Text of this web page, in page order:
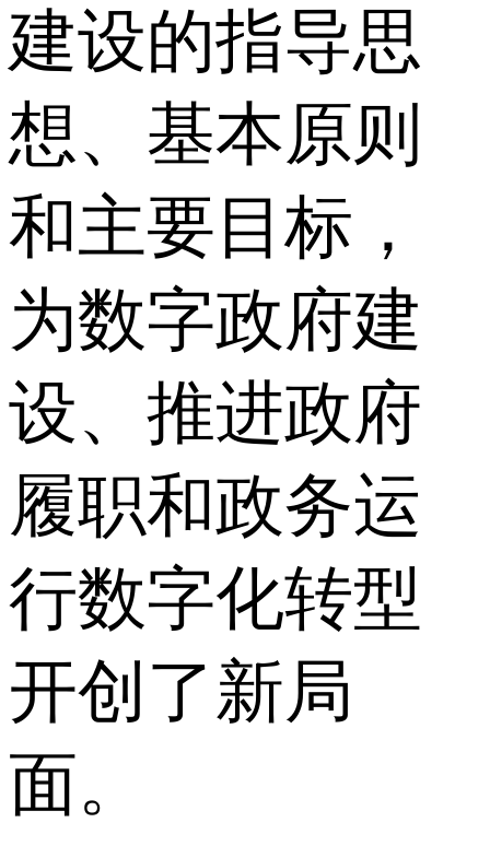
建设的指导思
想、基本原则
和主要目标，
为数字政府建
设、推进政府
履职和政务运
行数字化转型
开创了新局
面。